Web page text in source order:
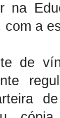
na
com a
de